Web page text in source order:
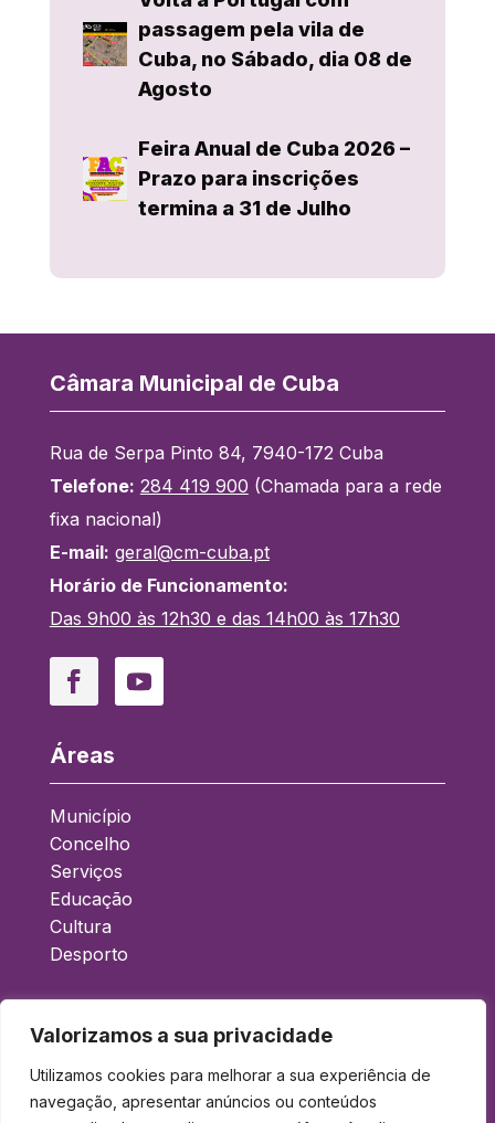
Valorizamos a sua privacidade
Utilizamos cookies para melhorar a sua experiência de
navegação, apresentar anúncios ou conteúdos
passagem pela vila de
Cuba, no Sábado, dia 08 de
Agosto
Feira Anual de Cuba 2026 –
Prazo para inscrições
termina a 31 de Julho
Câmara Municipal de Cuba
Rua de Serpa Pinto 84, 7940-172 Cuba
Telefone: 284 419 900 (Chamada para a rede
fixa nacional)
E-mail: geral@cm-cuba.pt
Horário de Funcionamento:
Das 9h00 às 12h30 e das 14h00 às 17h30
FacebookYouTube
Áreas
Município
Concelho
Serviços
Educação
Cultura
Desporto
Boletim Municipal
Balcão Eletrónico